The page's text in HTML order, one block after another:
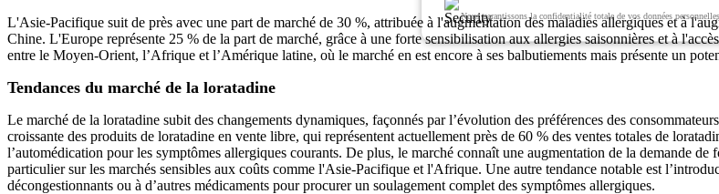
Nous garantissons la confidentialité totale de vos données personnelles.
L'Asie-Pacifique suit de près avec une part de marché de 30 %, attribuée à l'augmentation des maladies allergiques et à
Chine. L'Europe représente 25 % de la part de marché, grâce à une forte sensibilisation aux allergies saisonnières et à
entre le Moyen-Orient, l’Afrique et l’Amérique latine, où le marché en est encore à ses balbutiements mais présente un
Tendances du marché de la loratadine
Le marché de la loratadine subit des changements dynamiques, façonnés par l’évolution des préférences des
croissante des produits de loratadine en vente libre, qui représentent actuellement près de 60 % des ventes totales de
l’automédication pour les symptômes allergiques courants. De plus, le marché connaît une augmentation de la demande
particulier sur les marchés sensibles aux coûts comme l'Asie-Pacifique et l'Afrique. Une autre tendance notable est
décongestionnants ou à d’autres médicaments pour procurer un soulagement complet des symptômes allergiques.